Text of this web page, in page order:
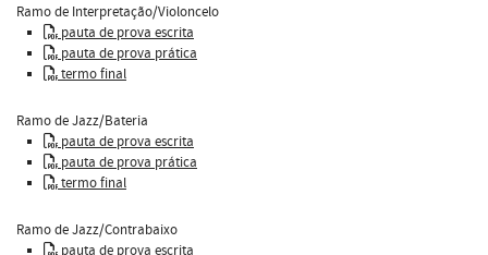
Ramo de Interpretação/Violoncelo
pauta de prova escrita
pauta de prova prática
termo final
Ramo de Jazz/Bateria
pauta de prova escrita
pauta de prova prática
termo final
Ramo de Jazz/Contrabaixo
pauta de prova escrita